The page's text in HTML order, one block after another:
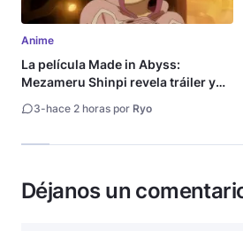
Anime
La película Made in Abyss:
Mezameru Shinpi revela tráiler y
fecha de estreno
3-hace 2 horas por Ryo
Déjanos un